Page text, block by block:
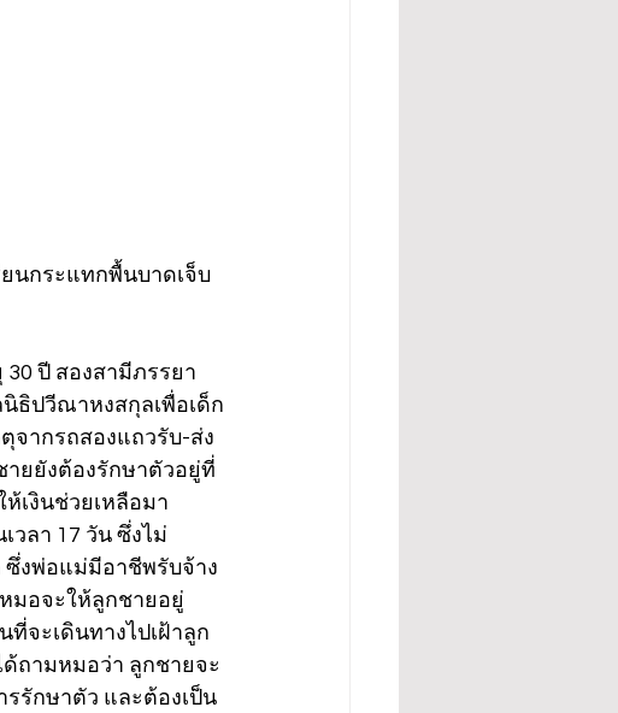
ยนกระแทกพื้นบาดเจ็บ
30 ปี สองสามีภรรยา
ธิปวีณาหงสกุลเพื่อเด็ก
จากรถสองแถวรับ-ส่ง
ายยังต้องรักษาตัวอยู่ที่
ห้เงินช่วยเหลือมา
วลา 17 วัน ซึ่งไม่
ซึ่งพ่อแม่มีอาชีพรับจ้าง
มอจะให้ลูกชายอยู่
จะเดินทางไปเฝ้าลูก
ถามหมอว่า ลูกชายจะ
รักษาตัว และต้องเป็น